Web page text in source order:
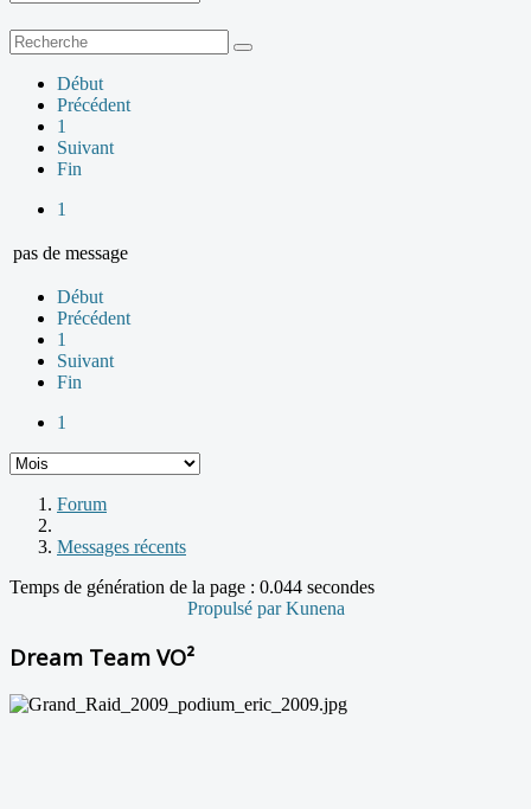
Début
Précédent
1
Suivant
Fin
1
pas de message
Début
Précédent
1
Suivant
Fin
1
Forum
Messages récents
Temps de génération de la page : 0.044 secondes
Propulsé parKunena
Dream Team VO²